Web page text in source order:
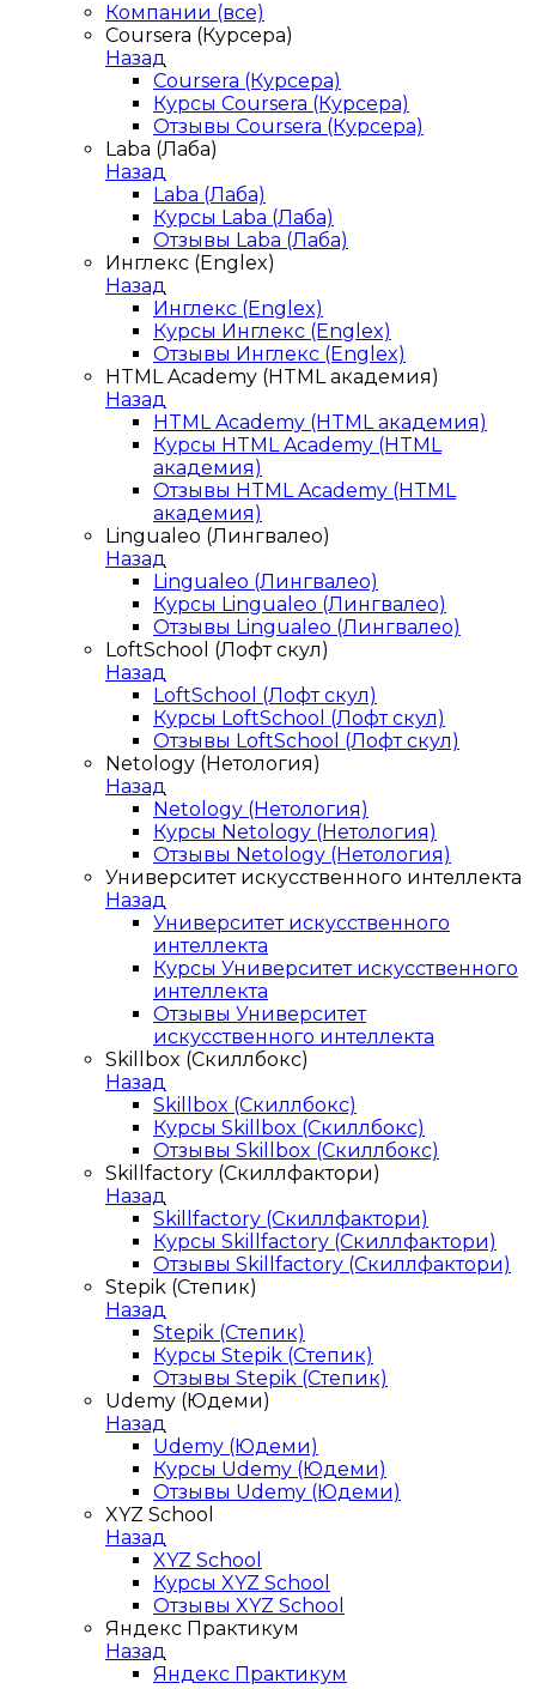
Компании (все)
Coursera (Курсера)
Назад
Coursera (Курсера)
Курсы Coursera (Курсера)
Отзывы Coursera (Курсера)
Laba (Лаба)
Назад
Laba (Лаба)
Курсы Laba (Лаба)
Отзывы Laba (Лаба)
Инглекс (Englex)
Назад
Инглекс (Englex)
Курсы Инглекс (Englex)
Отзывы Инглекс (Englex)
HTML Academy (HTML академия)
Назад
HTML Academy (HTML академия)
Курсы HTML Academy (HTML
академия)
Отзывы HTML Academy (HTML
академия)
Lingualeo (Лингвалео)
Назад
Lingualeo (Лингвалео)
Курсы Lingualeo (Лингвалео)
Отзывы Lingualeo (Лингвалео)
LoftSchool (Лофт скул)
Назад
LoftSchool (Лофт скул)
Курсы LoftSchool (Лофт скул)
Отзывы LoftSchool (Лофт скул)
Netology (Нетология)
Назад
Netology (Нетология)
Курсы Netology (Нетология)
Отзывы Netology (Нетология)
Университет искусственного интеллекта
Назад
Университет искусственного
интеллекта
Курсы Университет искусственного
интеллекта
Отзывы Университет
искусственного интеллекта
Skillbox (Скиллбокс)
Назад
Skillbox (Скиллбокс)
Курсы Skillbox (Скиллбокс)
Отзывы Skillbox (Скиллбокс)
Skillfactory (Скиллфактори)
Назад
Skillfactory (Скиллфактори)
Курсы Skillfactory (Скиллфактори)
Отзывы Skillfactory (Скиллфактори)
Stepik (Степик)
Назад
Stepik (Степик)
Курсы Stepik (Степик)
Отзывы Stepik (Степик)
Udemy (Юдеми)
Назад
Udemy (Юдеми)
Курсы Udemy (Юдеми)
Отзывы Udemy (Юдеми)
XYZ School
Назад
XYZ School
Курсы XYZ School
Отзывы XYZ School
Яндекс Практикум
Назад
Яндекс Практикум